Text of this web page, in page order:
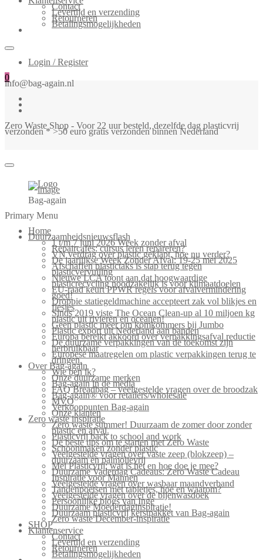
Contact
Levertijd en verzending
Retourneren
Betalingsmogelijkheden
Login / Register
0
info@bag-again.nl
Zero Waste Shop - Voor 22 uur besteld, dezelfde dag plasticvrij
verzonden * >50 euro gratis verzonden binnen Nederland
Bag-again
Primary Menu
Home
Duurzaamheidsnieuwsflash
1 t/m 7 juni 2026 Week zonder afval
Repaircafés: cursus leren repareren?
VN verdrag over plastic geklapt, hoe nu verder?
De jaarlijkse Week Zonder Afval: 19-25 mei 2025
Afschaffen plastictaks is stap terug tegen
plasticvervuiling
Nieuwe LCA toont aan dat hoogwaardige
plasticrecycling noodzakelijk is voor klimaatdoelen
EU-raad keurt PPWR regels voor afvalvermindering
goed!
Droppie statiegeldmachine accepteert zak vol blikjes en
flesjes
Sinds 2019 viste The Ocean Clean-up al 10 miljoen kg
plastic uit rivieren en oceanen!
Geen plastic meer om komkommers bij Jumbo
Plastic export uit Nederland aan banden
Europa bereikt akkoord over verpakkingsafval reductie
De duurzame verpakkingen van de toekomst zijn
herbruikbaar
Europese maatregelen om plastic verpakkingen terug te
dringen.
Over Bag-again
Wie ben ik?
Onze duurzame merken
Bag-again in de media
FAQ Breadbag – veelgestelde vragen over de broodzak
Bag-again® voor retailers/wholesale
MVO
Verkooppunten Bag-again
Onze klanten
Zero waste inspiratie
Zero waste summer! Duurzaam de zomer door zonder
plastic en afval.
Plasticvrij back to school and work
De beste tips om te starten met Zero Waste
Schoonmaken zonder plastic
Veelgestelde vragen over vaste zeep (blokzeep) –
duurzaam en palmolievrij
Mei Plasticvrij: wat is het en hoe doe je mee?
Duurzame Vaderdag Cadeaus: Zero Waste Cadeau
Inspiratie voor Mannen
Veelgestelde vragen over wasbaar maandverband
Tandenpoetsen met tabletjes, hoe en waarom?
Veelgestelde vragen over de bijenwasdoek
Persoonlijke blogs van Inge
Duurzame Moederdaginspiratie!
Duurzaam plasticvrij kerstpakket van Bag-again
Zero waste December-inspiratie
SHOP
Klantenservice
Contact
Levertijd en verzending
Retourneren
Betalingsmogelijkheden